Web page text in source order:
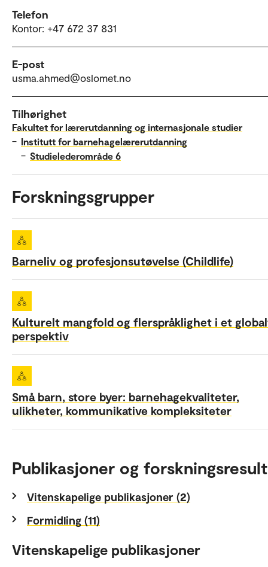
Telefon
Kontor: +47 672 37 831
E-post
usma.ahmed@oslomet.no
Tilhørighet
Fakultet for lærerutdanning og internasjonale studier
– Institutt for barnehagelærerutdanning
– Studielederområde 6
Forskningsgrupper
Barneliv og profesjonsutøvelse (Childlife)
Kulturelt mangfold og flerspråklighet i et
perspektiv
Små barn, store byer: barnehagekvaliteter,
ulikheter, kommunikative kompleksiteter
Publikasjoner og
Vitenskapelige publikasjoner (2)
Formidling (11)
Vitenskapelige publikasjoner